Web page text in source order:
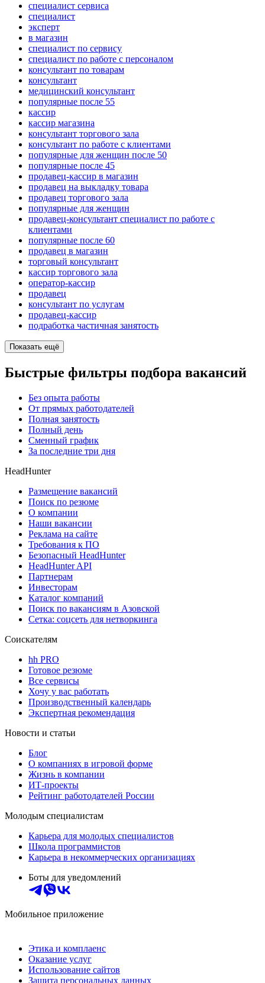
специалист сервиса
специалист
эксперт
в магазин
специалист по сервису
специалист по работе с персоналом
консультант по товарам
консультант
медицинский консультант
популярные после 55
кассир
кассир магазина
консультант торгового зала
консультант по работе с клиентами
популярные для женщин после 50
популярные после 45
продавец-кассир в магазин
продавец на выкладку товара
продавец торгового зала
популярные для женщин
продавец-консультант специалист по работе с
клиентами
популярные после 60
продавец в магазин
торговый консультант
кассир торгового зала
оператор-кассир
продавец
консультант по услугам
продавец-кассир
подработка частичная занятость
Показать ещё
Быстрые фильтры подбора вакансий
Без опыта работы
От прямых работодателей
Полная занятость
Полный день
Сменный график
За последние три дня
HeadHunter
Размещение вакансий
Поиск по резюме
О компании
Наши вакансии
Реклама на сайте
Требования к ПО
Безопасный HeadHunter
HeadHunter API
Партнерам
Инвесторам
Каталог компаний
Поиск по вакансиям в Азовской
Сетка: соцсеть для нетворкинга
Соискателям
hh PRO
Готовое резюме
Все сервисы
Хочу у вас работать
Производственный календарь
Экспертная рекомендация
Новости и статьи
Блог
О компаниях в игровой форме
Жизнь в компании
ИТ-проекты
Рейтинг работодателей России
Молодым специалистам
Карьера для молодых специалистов
Школа программистов
Карьера в некоммерческих организациях
Боты для уведомлений
Мобильное приложение
Этика и комплаенс
Оказание услуг
Использование сайтов
Защита персональных данных